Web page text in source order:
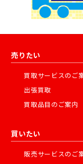
売りたい
買取サービスのご
出張買取
買取品目のご案内
買いたい
販売サービスのご